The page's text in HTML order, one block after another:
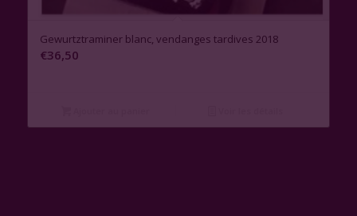
Gewurtztraminer blanc, vendanges tardives 2018
€36,50